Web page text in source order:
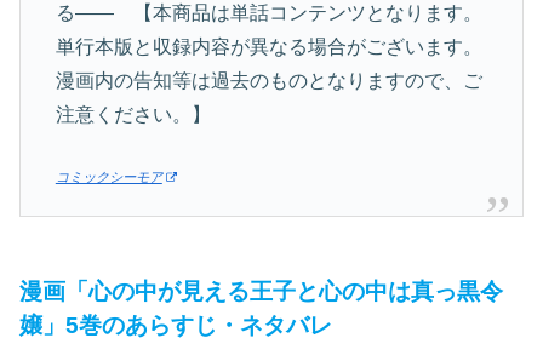
る―― 【本商品は単話コンテンツとなります。
単行本版と収録内容が異なる場合がございます。
漫画内の告知等は過去のものとなりますので、ご
注意ください。】
コミックシーモア
漫画「心の中が見える王子と心の中は真っ黒令
嬢」5巻のあらすじ・ネタバレ